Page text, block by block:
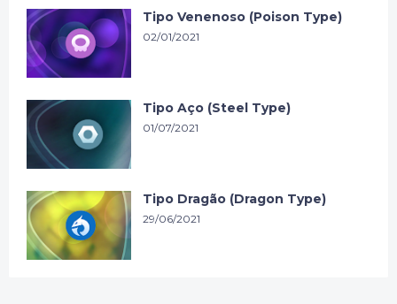
Tipo Venenoso (Poison Type)
02/01/2021
Tipo Aço (Steel Type)
01/07/2021
Tipo Dragão (Dragon Type)
29/06/2021